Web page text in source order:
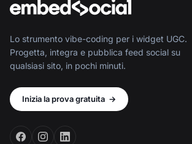
Lo strumento vibe-coding per i widget UGC.
Progetta, integra e pubblica feed social su
qualsiasi sito, in pochi minuti.
Inizia la prova gratuita →